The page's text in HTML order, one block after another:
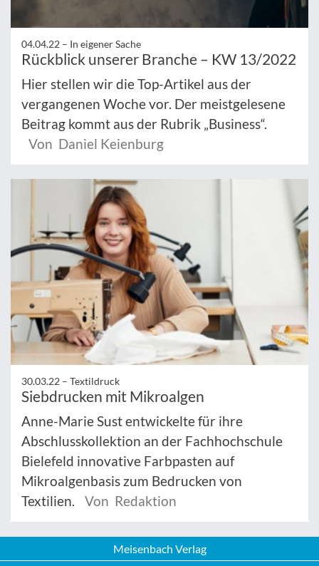
04.04.22 – In eigener Sache
Rückblick unserer Branche – KW 13/2022
Hier stellen wir die Top-Artikel aus der
vergangenen Woche vor. Der meistgelesene
Beitrag kommt aus der Rubrik „Business“.
Von Daniel Keienburg
30.03.22 – Textildruck
Siebdrucken mit Mikroalgen
Anne-Marie Sust entwickelte für ihre
Abschlusskollektion an der Fachhochschule
Bielefeld innovative Farbpasten auf
Mikroalgenbasis zum Bedrucken von
Textilien.
Von Redaktion
Meisenbach Verlag